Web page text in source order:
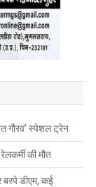
गौरव’ स्पेशल ट्रेन
की मौत
बरपे डीएम, कई